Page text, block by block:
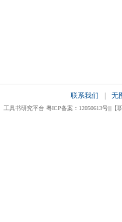
联系我们 无
具书研究平台 粤ICP备案：12050613号|||【